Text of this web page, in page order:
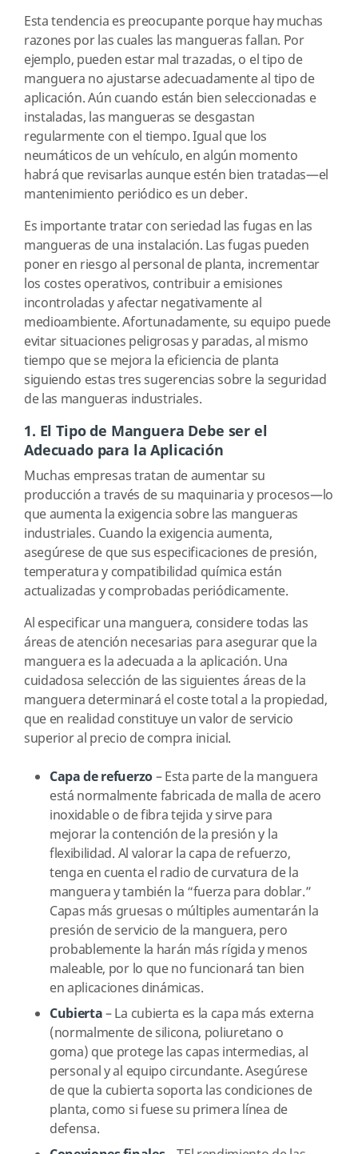
Esta tendencia es preocupante porque hay muchas
razones por las cuales las mangueras fallan. Por
ejemplo, pueden estar mal trazadas, o el tipo de
manguera no ajustarse adecuadamente al tipo de
aplicación. Aún cuando están bien seleccionadas e
instaladas, las mangueras se desgastan
regularmente con el tiempo. Igual que los
neumáticos de un vehículo, en algún momento
habrá que revisarlas aunque estén bien tratadas—el
mantenimiento periódico es un deber.
Es importante tratar con seriedad las fugas en las
mangueras de una instalación. Las fugas pueden
poner en riesgo al personal de planta, incrementar
los costes operativos, contribuir a emisiones
incontroladas y afectar negativamente al
medioambiente. Afortunadamente, su equipo puede
evitar situaciones peligrosas y paradas, al mismo
tiempo que se mejora la eficiencia de planta
siguiendo estas tres sugerencias sobre la seguridad
de las mangueras industriales.
1. El Tipo de Manguera Debe ser el
Adecuado para la Aplicación
Muchas empresas tratan de aumentar su
producción a través de su maquinaria y procesos—lo
que aumenta la exigencia sobre las mangueras
industriales. Cuando la exigencia aumenta,
asegúrese de que sus especificaciones de presión,
temperatura y compatibilidad química están
actualizadas y comprobadas periódicamente.
Al especificar una manguera, considere todas las
áreas de atención necesarias para asegurar que la
manguera es la adecuada a la aplicación. Una
cuidadosa selección de las siguientes áreas de la
manguera determinará el coste total a la propiedad,
que en realidad constituye un valor de servicio
superior al precio de compra inicial.
Capa de refuerzo– Esta parte de la manguera
está normalmente fabricada de malla de acero
inoxidable o de fibra tejida y sirve para
mejorar la contención de la presión y la
flexibilidad. Al valorar la capa de refuerzo,
tenga en cuenta el radio de curvatura de la
manguera y también la “fuerza para doblar.”
Capas más gruesas o múltiples aumentarán la
presión de servicio de la manguera, pero
probablemente la harán más rígida y menos
maleable, por lo que no funcionará tan bien
en aplicaciones dinámicas.
Cubierta– La cubierta es la capa más externa
(normalmente de silicona, poliuretano o
goma) que protege las capas intermedias, al
personal y al equipo circundante. Asegúrese
de que la cubierta soporta las condiciones de
planta, como si fuese su primera línea de
defensa.